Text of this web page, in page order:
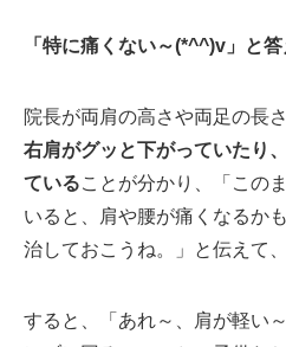
「特に痛くない～(*^^)v」と
院長が両肩の高さや両足の長
右肩がグッと下がっていたり
ていることが分かり、「この
いると、肩や腰が痛くなるか
治しておこうね。」と伝えて
すると、「あれ～、肩が軽い